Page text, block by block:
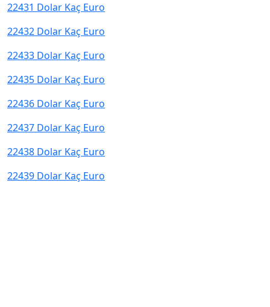
22431 Dolar Kaç Euro
22432 Dolar Kaç Euro
22433 Dolar Kaç Euro
22435 Dolar Kaç Euro
22436 Dolar Kaç Euro
22437 Dolar Kaç Euro
22438 Dolar Kaç Euro
22439 Dolar Kaç Euro